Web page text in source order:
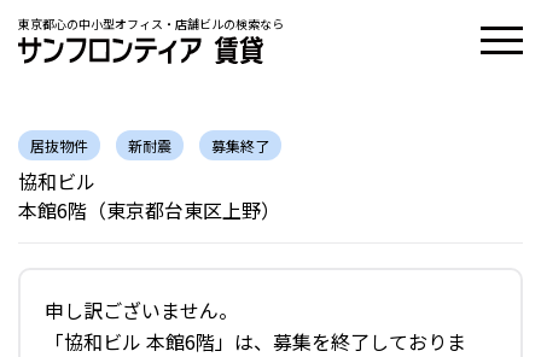
東京都心の中小型オフィス・店舗ビルの検索なら
居抜物件 新耐震 募集終了
協和ビル
本館6階（東京都台東区上野）
申し訳ございません。
「協和ビル 本館6階」は、募集を終了しておりま